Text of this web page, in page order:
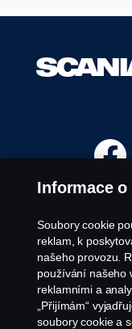
e
ř
e
n
a
n
o
v
é
a
r
Informace
Soubory cookie
reklam, k
našeho provozu.
používání našeho
reklamními a
„Přijímám“
soubory cookie a